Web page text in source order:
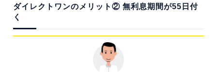
ダイレクトワンのメリット② 無利息期間が55日付
く